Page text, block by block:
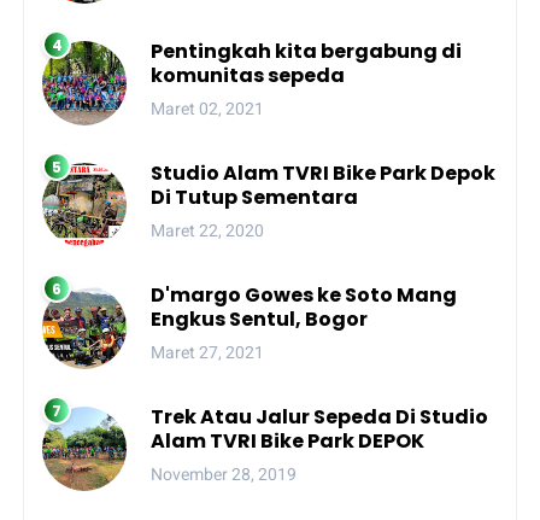
Pentingkah kita bergabung di
komunitas sepeda
Maret 02, 2021
Studio Alam TVRI Bike Park Depok
Di Tutup Sementara
Maret 22, 2020
D'margo Gowes ke Soto Mang
Engkus Sentul, Bogor
Maret 27, 2021
Trek Atau Jalur Sepeda Di Studio
Alam TVRI Bike Park DEPOK
November 28, 2019